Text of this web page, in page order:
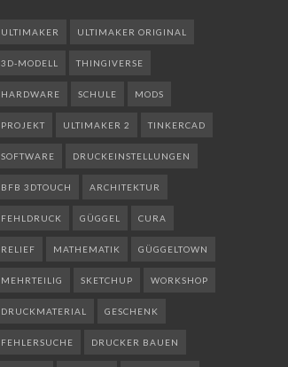
ULTIMAKER ULTIMAKER ORIGINAL
3D-MODELL THINGIVERSE
HARDWARE SCHULE MODS
PROJEKT ULTIMAKER 2 TINKERCAD
SOFTWARE DRUCKEINSTELLUNGEN
BFB 3DTOUCH ARCHITEKTUR
FEHLDRUCK GÜGGEL CURA
RELIEF MATHEMATIK GÜGGELTOWN
MEHRTEILIG SKETCHUP WORKSHOP
DRUCKMATERIAL GESCHENK
FEHLERSUCHE DRUCKER BAUEN